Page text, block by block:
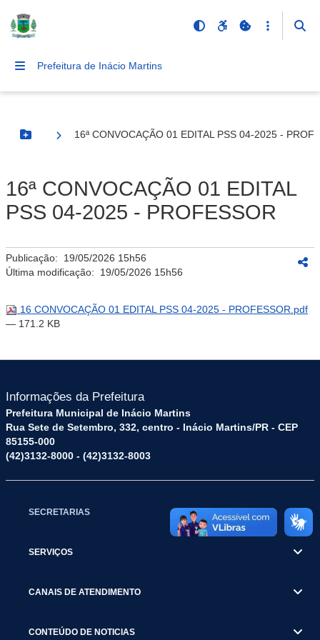
Prefeitura de Inácio Martins
Botão Menu
16ª CONVOCAÇÃO 01 EDITAL PSS 04-2025 -
16ª CONVOCAÇÃO 01 EDITAL
PSS 04-2025 - PROFESSOR
Publicação: 19/05/2026 15h56
Última modificação: 19/05/2026 15h56
16 CONVOCAÇÃO 01 EDITAL PSS 04-2025 - PROFESSOR.pdf
— 171.2 KB
Informações da Prefeitura
Prefeitura Municipal de Inácio Martins
Rua Sete de Setembro, 332, centro - Inácio Martins/PR - CEP
85155-000
(42)3132-8000 - (42)3132-8003
SECRETARIAS
SERVIÇOS
CANAIS DE ATENDIMENTO
CONTEÚDO DE NOTICIAS